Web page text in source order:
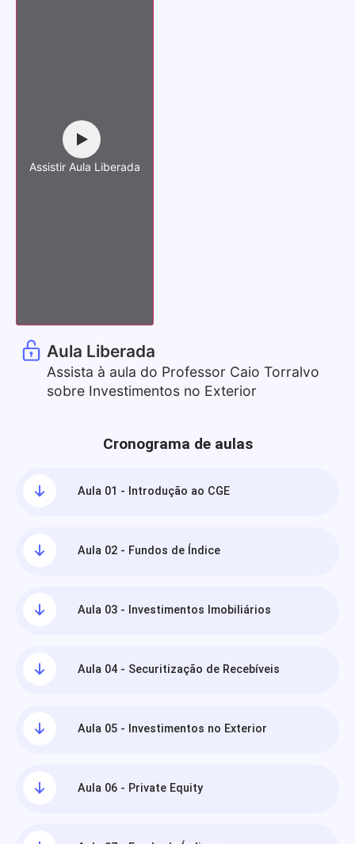
Assistir Aula Liberada
Aula Liberada
Assista à aula do Professor Caio Torralvo
sobre Investimentos no Exterior
Cronograma de aulas
Aula 01 - Introdução ao CGE
Aula 02 - Fundos de Índice
Aula 03 - Investimentos Imobiliários
Aula 04 - Securitização de Recebíveis
Aula 05 - Investimentos no Exterior
Aula 06 - Private Equity